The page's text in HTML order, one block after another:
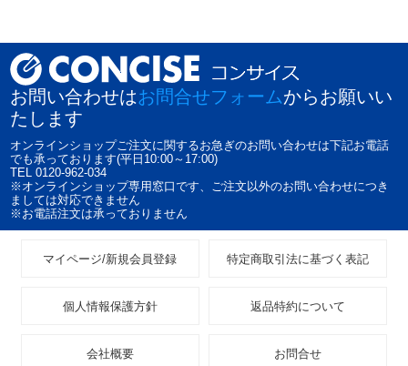
お問い合わせはお問合せフォームからお願いい
たします
オンラインショップご注文に関するお急ぎのお問い合わせは下記お電話
でも承っております(平日10:00～17:00)
TEL 0120-962-034
※オンラインショップ専用窓口です、ご注文以外のお問い合わせにつき
ましては対応できません
※お電話注文は承っておりません
マイページ/新規会員登録 特定商取引法に基づく表記
個人情報保護方針 返品特約について
会社概要 お問合せ